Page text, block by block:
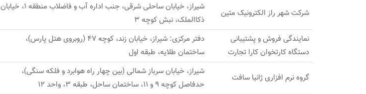
شرکت شهر راز الکترونیک متین
شیراز، خیابان ساحلی شرقی، جنب اداره آب و فاضلاب منطقه 1، خیابان
ذکاالملک، نبش کوچه 3
نمایندگی فروش و پشتیبانی
دستگاه کارتخوان کارا تجارت
دفتر مرکزی: شیراز، خیابان زند، کوچه 47 (روبروی هتل پارس)،
ساختمان طلایه، طبقه اول
گروه نرم افزاری ژانیا سافت
شیراز، خیابان سرباز شمالی (بین چهار راه هوابرد و فلکه سنگی)،
حدفاصل کوچه 9 و 11، ساختمان ساحل، طبقه 3، واحد 12